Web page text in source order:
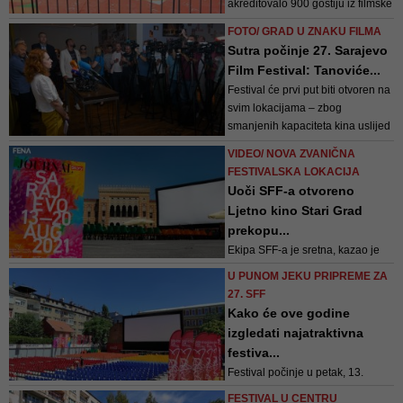
akreditovalo 900 gostiju iz filmske
boraviti u Sarajevu. On je pozvao
sve da uživaju u filmovima
sljedećih nekoliko dana
FOTO/ GRAD U ZNAKU FILMA
Sutra počinje 27. Sarajevo
Film Festival: Tanoviće...
Festival će prvi put biti otvoren na
svim lokacijama – zbog
smanjenih kapaciteta kina uslijed
pandemije, povećan je broj
Danisa Tanovića sutra će biti
prikazan na čak 14 lokacija
VIDEO/ NOVA ZVANIČNA
FESTIVALSKA LOKACIJA
Uoči SFF-a otvoreno
Ljetno kino Stari Grad
prekopu...
Ekipa SFF-a je sretna, kazao je
U PUNOM JEKU PRIPREME ZA
27. SFF
Kako će ove godine
izgledati najatraktivna
festiva...
Festival počinje u petak, 13.
FESTIVAL U CENTRU